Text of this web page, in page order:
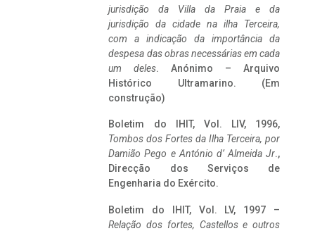
jurisdição da Villa da Praia e da
jurisdição da cidade na ilha Terceira,
com a indicação da importância da
despesa das obras necessárias em cada
um deles. Anónimo – Arquivo
Histórico Ultramarino. (Em
construção)
Boletim do IHIT, Vol. LIV, 1996,
Tombos dos Fortes da Ilha Terceira, por
Damião Pego e António d’ Almeida Jr.,
Direcção dos Serviços de
Engenharia do Exército.
Boletim do IHIT, Vol. LV, 1997 –
Relação dos fortes, Castellos e outros